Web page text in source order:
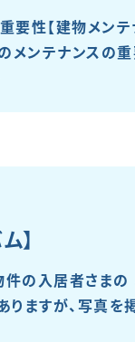
性【建物メンテ
メンテナンスの
】
の入居者さまの
ますが、写真を